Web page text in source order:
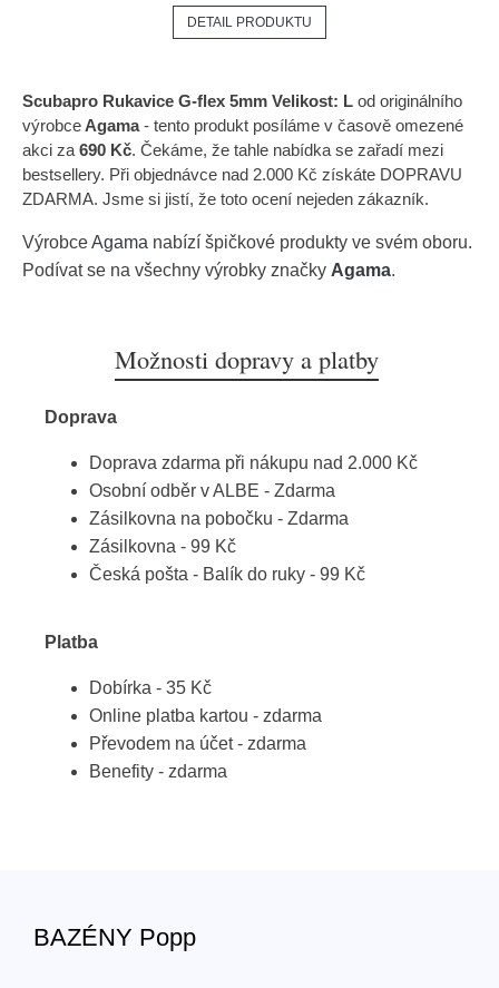
DETAIL PRODUKTU
Scubapro Rukavice G-flex 5mm Velikost: L od originálního
výrobce Agama- tento produkt posíláme v časově omezené
akci za 690 Kč. Čekáme, že tahle nabídka se zařadí mezi
bestsellery. Při objednávce nad 2.000 Kč získáte DOPRAVU
ZDARMA. Jsme si jistí, že toto ocení nejeden zákazník.
VýrobceAgama nabízí špičkové produkty ve svém oboru.
Podívat se na všechny výrobky značky Agama.
Možnosti dopravy a platby
Doprava
Doprava zdarma při nákupu nad 2.000 Kč
Osobní odběr v ALBE - Zdarma
Zásilkovna na pobočku - Zdarma
Zásilkovna - 99 Kč
Česká pošta - Balík do ruky - 99 Kč
Platba
Dobírka - 35 Kč
Online platba kartou - zdarma
Převodem na účet - zdarma
Benefity - zdarma
BAZÉNY Popp